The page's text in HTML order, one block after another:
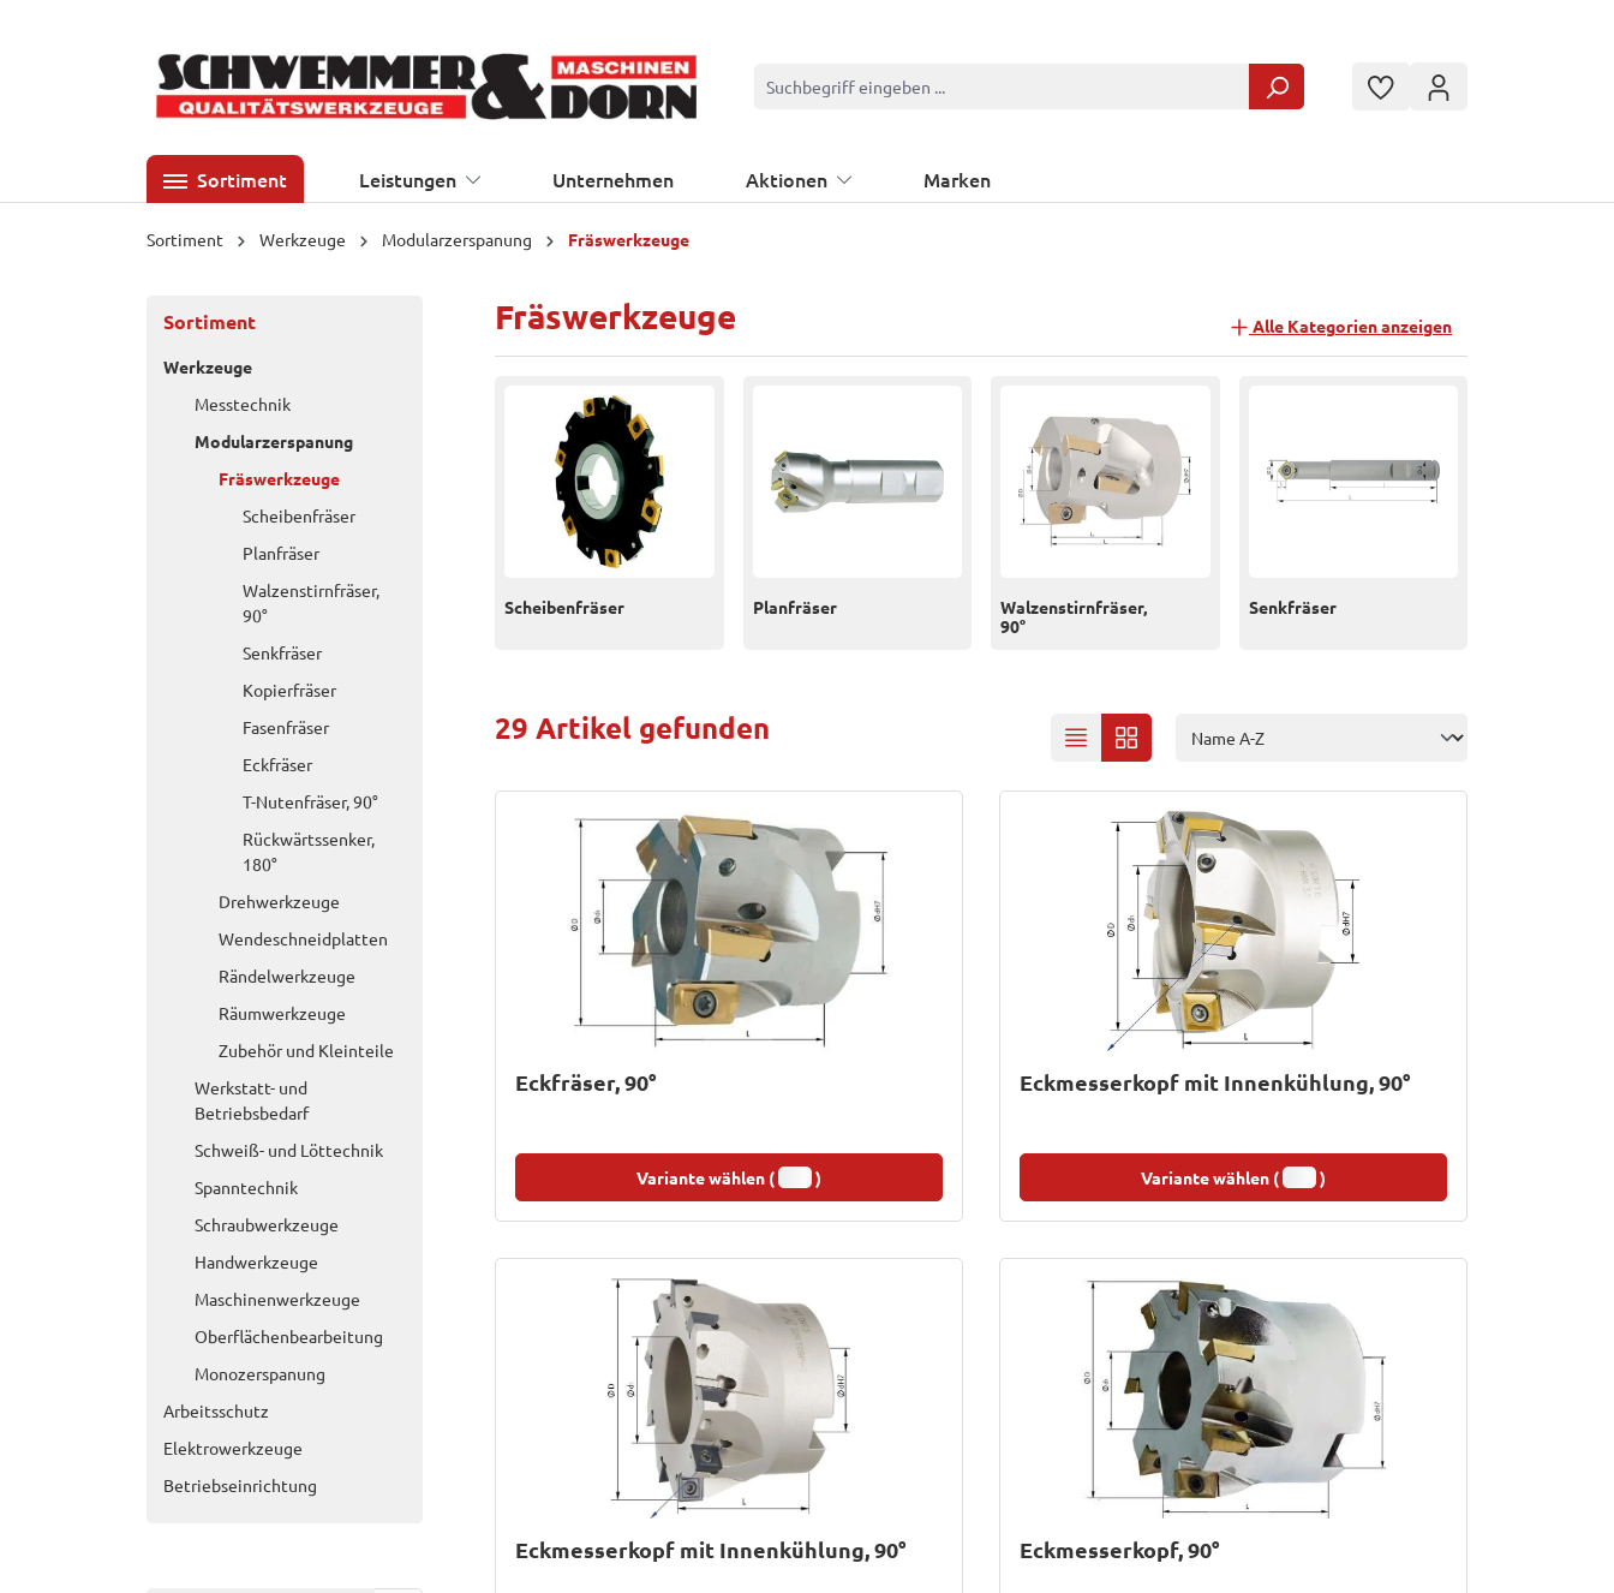
Sortiment Leistungen Unternehmen Aktionen Marken
Sortiment Werkzeuge Modularzerspanung Fräswerkzeuge
Sortiment
Werkzeuge
Messtechnik
Modularzerspanung
Fräswerkzeuge
Scheibenfräser
Planfräser
Walzenstirnfräser,
90°
Senkfräser
Kopierfräser
Fasenfräser
Eckfräser
T-Nutenfräser, 90°
Rückwärtssenker,
180°
Drehwerkzeuge
Wendeschneidplatten
Rändelwerkzeuge
Räumwerkzeuge
Zubehör und Kleinteile
Werkstatt- und
Betriebsbedarf
Schweiß- und Löttechnik
Spanntechnik
Schraubwerkzeuge
Handwerkzeuge
Maschinenwerkzeuge
Oberflächenbearbeitung
Monozerspanung
Arbeitsschutz
Elektrowerkzeuge
Betriebseinrichtung
Fräswerkzeuge Alle Kategorien anzeigen
Scheibenfräser Planfräser
Walzenstirnfräser,
90°
Senkfräser
29 Artikel gefunden
Eckfräser, 90°
Variante wählen ( )
Eckmesserkopf mit Innenkühlung, 90°
Variante wählen ( )
Eckmesserkopf mit Innenkühlung, 90° Eckmesserkopf, 90°